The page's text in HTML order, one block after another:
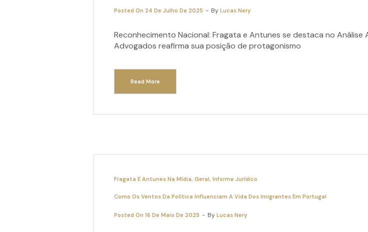
Posted On 24 De Julho De 2025 By Lucas Nery
Reconhecimento Nacional: Fragata e Antunes se destaca no
Advogados reafirma sua posição de protagonismo
Read More
Fragata E Antunes Na Mídia Geral Informe Jurídico
Como Os Ventos Da Política Influenciam A Vida Dos Imigrantes Em Portugal
Posted On 16 De Maio De 2025 By Lucas Nery